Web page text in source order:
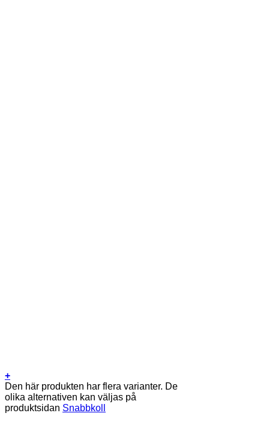
+
Den här produkten har flera varianter. De
olika alternativen kan väljas på
produktsidan Snabbkoll